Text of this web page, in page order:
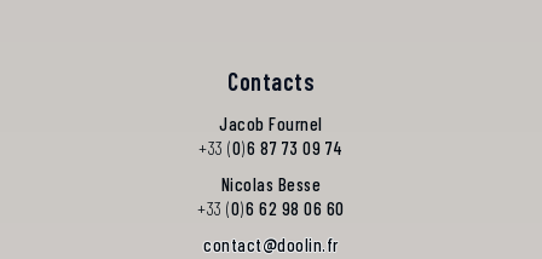
Contacts
Jacob Fournel
+33 (0)6 87 73 09 74
Nicolas Besse
+33 (0)6 62 98 06 60
@